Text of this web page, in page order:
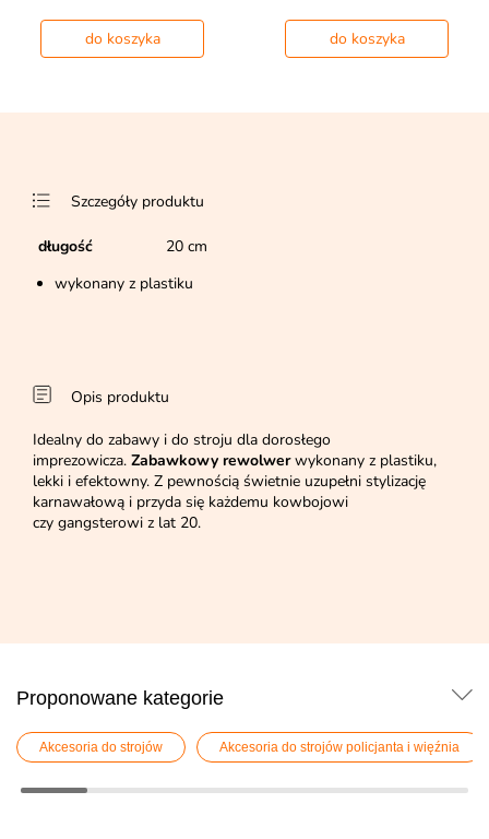
do koszyka do koszyka
Szczegóły produktu
długość
20 cm
wykonany z plastiku
Opis produktu
Idealny do zabawy i do stroju dla dorosłego
imprezowicza. Zabawkowy rewolwerwykonany z plastiku,
lekki i efektowny. Z pewnością świetnie uzupełni stylizację
karnawałową i przyda się każdemu kowbojowi
czy gangsterowi z lat 20.
Proponowane kategorie
Akcesoria do strojów Akcesoria do strojów policjanta i więźnia